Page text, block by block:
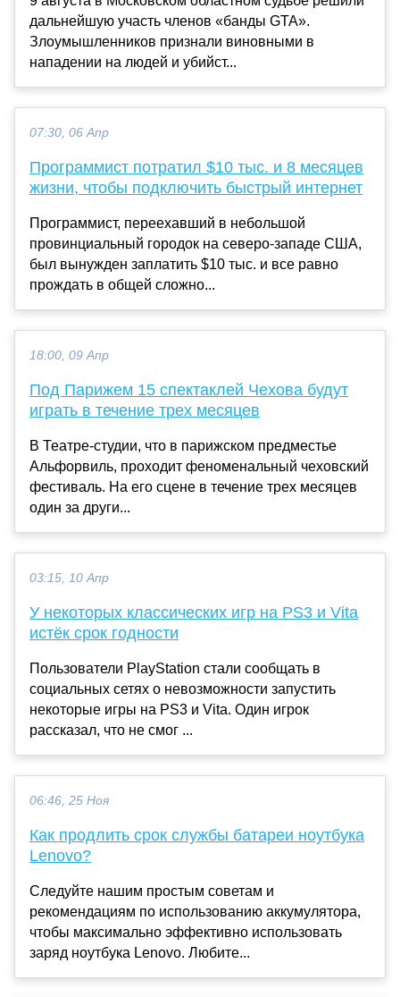
дальнейшую участь членов «банды GTA».
Злоумышленников признали виновными в
нападении на людей и убийст...
07:30, 06 Апр
Программист потратил $10 тыс. и 8 месяцев
жизни, чтобы подключить быстрый интернет
Программист, переехавший в небольшой
провинциальный городок на северо-западе США,
был вынужден заплатить $10 тыс. и все равно
прождать в общей сложно...
18:00, 09 Апр
Под Парижем 15 спектаклей Чехова будут
играть в течение трех месяцев
В Театре-студии, что в парижском предместье
Альфорвиль, проходит феноменальный чеховский
фестиваль. На его сцене в течение трех месяцев
один за други...
03:15, 10 Апр
У некоторых классических игр на PS3 и Vita
истёк срок годности
Пользователи PlayStation стали сообщать в
социальных сетях о невозможности запустить
некоторые игры на PS3 и Vita. Один игрок
рассказал, что не смог ...
06:46, 25 Ноя
Как продлить срок службы батареи ноутбука
Lenovo?
Следуйте нашим простым советам и
рекомендациям по использованию аккумулятора,
чтобы максимально эффективно использовать
заряд ноутбука Lenovo. Любите...